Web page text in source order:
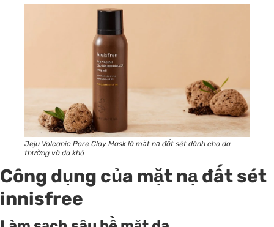
Jeju Volcanic Pore Clay Mask là mặt nạ đất sét dành cho da
thường và da khô
Công dụng của mặt nạ đất sét
innisfree